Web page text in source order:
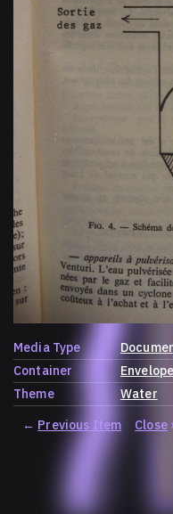
Media Type
Container
Envelope
Theme
Water
← Previous Item Close